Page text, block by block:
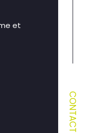
CONTACT
et